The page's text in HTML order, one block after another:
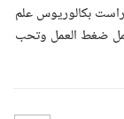
بكالوريوس علم
ضغط العمل وتحب